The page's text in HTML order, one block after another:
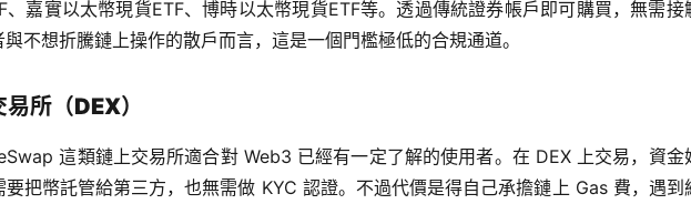
、嘉實以太幣現貨ETF、博時以太幣現貨ETF等。透過傳統證券帳戶即可購買，無需接
不想折騰鏈上操作的散戶而言，這是一個門檻極低的合規通道。
所（DEX）
這類鏈上交易所適合對 Web3 已經有一定了解的使用者。在 DEX 上交易，資金
把幣託管給第三方，也無需做 KYC 認證。不過代價是得自己承擔鏈上 Gas 費，遇到